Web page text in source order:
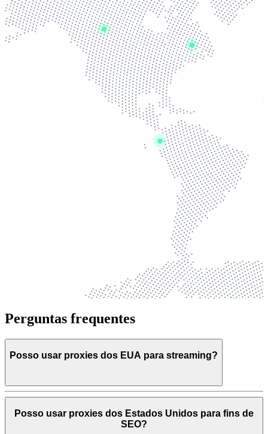
Perguntas frequentes
Posso usar proxies dos EUA para streaming?
Posso usar proxies dos Estados Unidos para fins de
SEO?